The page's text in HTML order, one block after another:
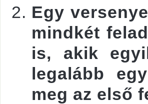
Egy
mindkét
is, akik
legalább
meg az első